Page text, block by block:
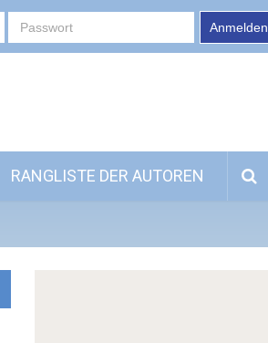
Anmelden
RANGLISTE DER AUTOREN